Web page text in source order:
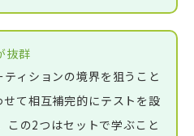
抜群
ィションの境界を狙うこと
て相互補完的にテストを設
この2つはセットで学ぶこと